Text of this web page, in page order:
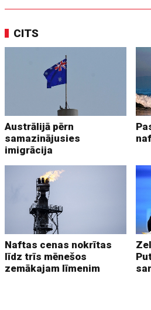
CITS
Austrālijā pērn
samazinājusies
imigrācija
Naftas cenas nokrītas
līdz trīs mēnešos
zemākajam līmenim